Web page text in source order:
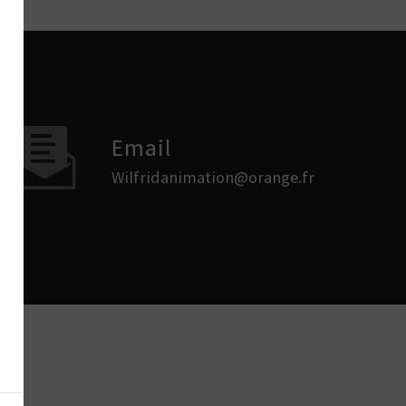
Email
wilfridanimation@orange.fr